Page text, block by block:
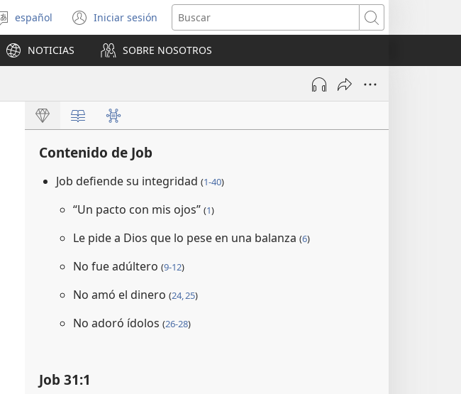
Seleccionar
idioma
español Iniciar sesión
(abre
una
nueva
ventana)
Buscar
NOTICIAS SOBRE NOSOTROS
Contenido de Job
Job defiende su integridad (1-40)
“Un pacto con mis ojos” (1)
Le pide a Dios que lo pese en una balanza (6)
No fue adúltero (9-12)
No amó el dinero (24, 25)
No adoró ídolos (26-28)
Job 31:1